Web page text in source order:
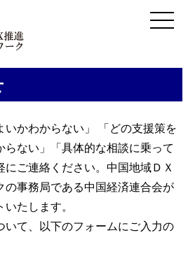
いかわからない」 「どの支援策を
らない」「具体的な相談に乗って
にご連絡ください。中国地域ＤＸ
の事務局である中国経済連合会が
たします。
いて、以下のフォームにご入力の